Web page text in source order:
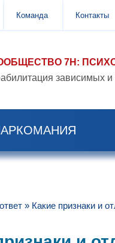
Команда Контакты
7Н:
зависимых и
» Какие признаки и